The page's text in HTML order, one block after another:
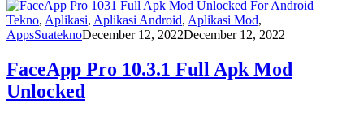
Tekno, Aplikasi, Aplikasi Android, Aplikasi Mod,
AppsSuateknoDecember 12, 2022December 12, 2022
FaceApp Pro 10.3.1 Full Apk Mod
Unlocked